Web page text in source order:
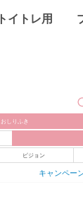
トイトレ用
おしりふき
ピジョン
キャンペー